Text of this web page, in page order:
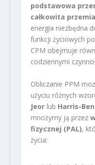
podstawowa
całkowita
energia niezbędna
funkcji życiowych
CPM obejmuje
codziennymi
Obliczanie PPM
użyciu różnych
Jeorlub Harris-
mnożymy ją przez
fizycznej (PAL),
życia: